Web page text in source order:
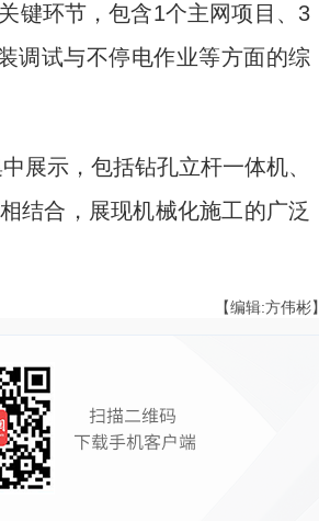
环节，包含1个主网项目、3
调试与不停电作业等方面的综
示，包括钻孔立杆一体机、
结合，展现机械化施工的广泛
【编辑:方伟彬】